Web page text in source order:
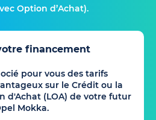
Option d’Achat).
financement
pour vous des tarifs
sur le Crédit ou la
d'Achat (LOA) de votre futur
Mokka.